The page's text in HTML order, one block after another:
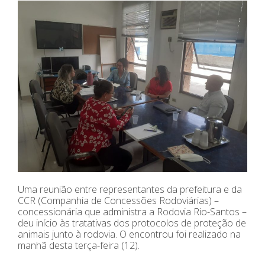
Uma reunião entre representantes da prefeitura e da
CCR (Companhia de Concessões Rodoviárias) –
concessionária que administra a Rodovia Rio-Santos –
deu início às tratativas dos protocolos de proteção de
animais junto à rodovia. O encontrou foi realizado na
manhã desta terça-feira (12).